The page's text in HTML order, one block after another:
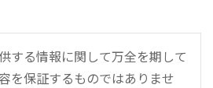
する情報に関して万全を期して
を保証するものではありませ